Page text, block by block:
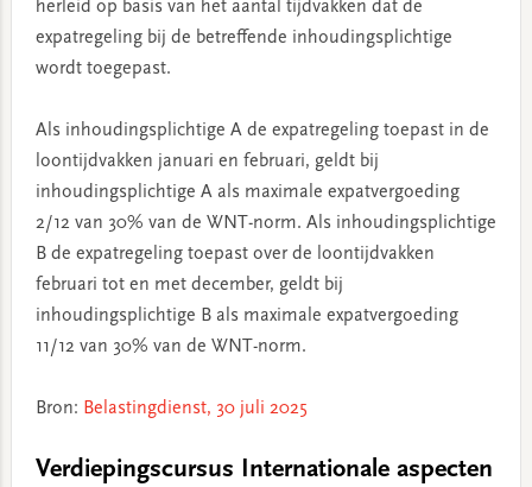
herleid op basis van het aantal tijdvakken dat de
expatregeling bij de betreffende inhoudingsplichtige
wordt toegepast.
Als inhoudingsplichtige A de expatregeling toepast in de
loontijdvakken januari en februari, geldt bij
inhoudingsplichtige A als maximale expatvergoeding
2/12 van 30% van de WNT-norm. Als inhoudingsplichtige
B de expatregeling toepast over de loontijdvakken
februari tot en met december, geldt bij
inhoudingsplichtige B als maximale expatvergoeding
11/12 van 30% van de WNT-norm.
Bron: Belastingdienst, 30 juli 2025
Verdiepingscursus Internationale aspecten